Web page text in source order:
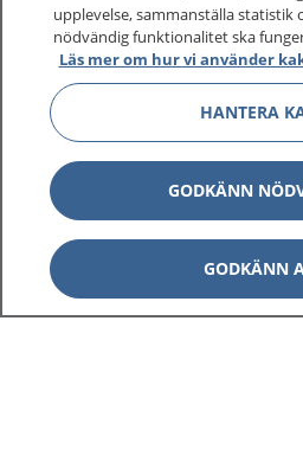
1177 ger dig råd när du vill
1177 på flera språk
Kontakt
upplevelse, sammanställa statistik
nödvändig funktionalitet ska
Läs mer om hur vi använder
HANTERA
GODKÄNN
GODKÄNN